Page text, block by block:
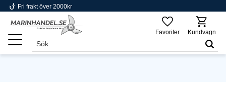
Meny
phishing Fri frakt över 2000kr
Favoriter Kundvagn